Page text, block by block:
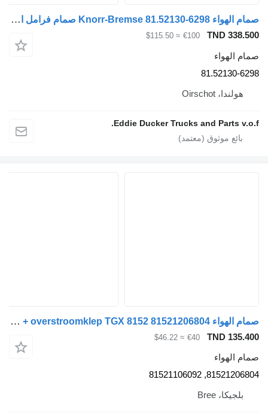
صمام الهواء Knorr-Bremse 81.52130-6298 صمام فرامل القدم K039569 لـ الشاحنات MAN TGS, TGX
TND 338.500
€100
≈ $115.50
صمام الهواء
81.52130-6298
هولندا، Oirschot
Eddie Ducker Trucks and Parts v.o.f.
صمام الهواء MAN Occ luchtpijpleiding + overstroomklep TGX 8152 81521206804 لـ الشاحنات
TND 135.400
€40
≈ $46.22
صمام الهواء
81521206804, 81521106092
بلجيكا، Bree